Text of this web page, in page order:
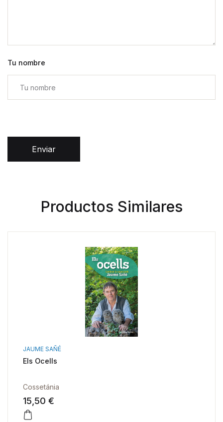
Tu nombre
Enviar
Productos Similares
JAUME SAÑÉ
Els Ocells
Cossetánia
15,50 €